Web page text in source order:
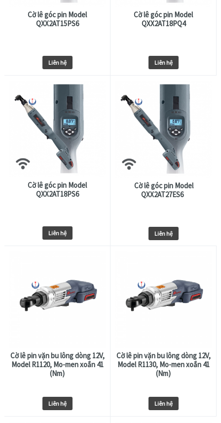
Cờ lê góc pin Model
QXX2AT15PS6
Liên hệ
Cờ lê góc pin Model
QXX2AT18PQ4
Liên hệ
Cờ lê góc pin Model
QXX2AT18PS6
Liên hệ
Cờ lê góc pin Model
QXX2AT27ES6
Liên hệ
Cờ lê pin vặn bu lông dòng 12V,
Model R1120, Mo-men xoắn 41
(Nm)
Liên hệ
Cờ lê pin vặn bu lông dòng 12V,
Model R1130, Mo-men xoắn 41
(Nm)
Liên hệ